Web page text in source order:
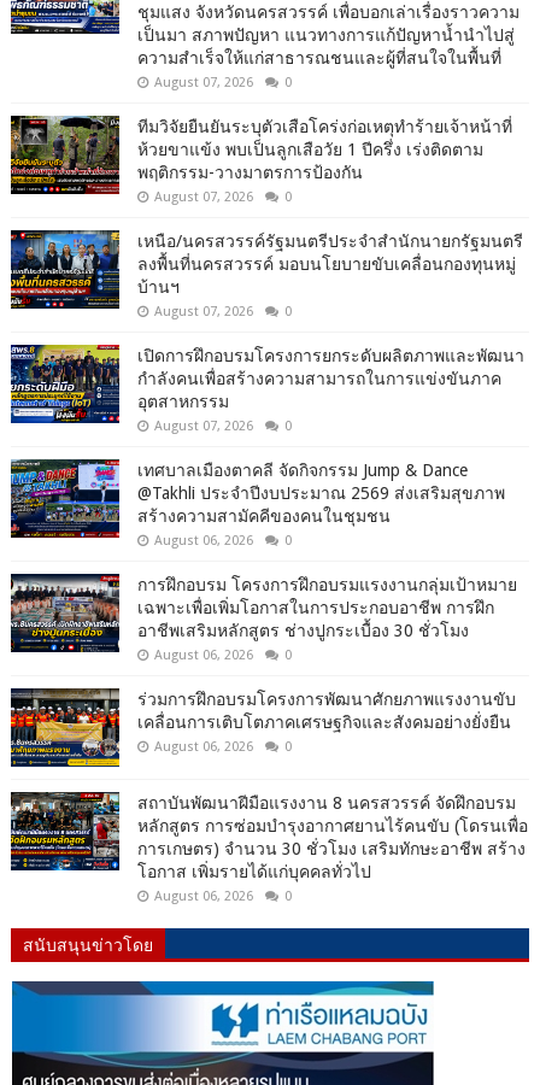
ชุมแสง จังหวัดนครสวรรค์ เพื่อบอกเล่าเรื่องราวความ
เป็นมา สภาพปัญหา แนวทางการแก้ปัญหาน้ำนำไปสู่
ความสำเร็จให้แก่สาธารณชนและผู้ที่สนใจในพื้นที่
August 07, 2026 0
ทีมวิจัยยืนยันระบุตัวเสือโคร่งก่อเหตุทำร้ายเจ้าหน้าที่
ห้วยขาแข้ง พบเป็นลูกเสือวัย 1 ปีครึ่ง เร่งติดตาม
พฤติกรรม-วางมาตรการป้องกัน
August 07, 2026 0
เหนือ/นครสวรรค์รัฐมนตรีประจำสำนักนายกรัฐมนตรี
ลงพื้นที่นครสวรรค์ มอบนโยบายขับเคลื่อนกองทุนหมู่
บ้านฯ
August 07, 2026 0
เปิดการฝึกอบรมโครงการยกระดับผลิตภาพและพัฒนา
กำลังคนเพื่อสร้างความสามารถในการแข่งขันภาค
อุตสาหกรรม
August 07, 2026 0
เทศบาลเมืองตาคลี จัดกิจกรรม Jump & Dance
@Takhli ประจำปีงบประมาณ 2569 ส่งเสริมสุขภาพ
สร้างความสามัคคีของคนในชุมชน
August 06, 2026 0
การฝึกอบรม โครงการฝึกอบรมแรงงานกลุ่มเป้าหมาย
เฉพาะเพื่อเพิ่มโอกาสในการประกอบอาชีพ การฝึก
อาชีพเสริมหลักสูตร ช่างปูกระเบื้อง 30 ชั่วโมง
August 06, 2026 0
ร่วมการฝึกอบรมโครงการพัฒนาศักยภาพแรงงานขับ
เคลื่อนการเติบโตภาคเศรษฐกิจและสังคมอย่างยั่งยืน
August 06, 2026 0
สถาบันพัฒนาฝีมือแรงงาน 8 นครสวรรค์ จัดฝึกอบรม
หลักสูตร การซ่อมบำรุงอากาศยานไร้คนขับ (โดรนเพื่อ
การเกษตร) จำนวน 30 ชั่วโมง เสริมทักษะอาชีพ สร้าง
โอกาส เพิ่มรายได้แก่บุคคลทั่วไป
August 06, 2026 0
สนับสนุนข่าวโดย